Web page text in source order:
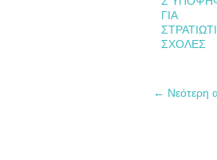
ΓΙΑ
ΣΧΟΛΕΣ
← Νεότερη